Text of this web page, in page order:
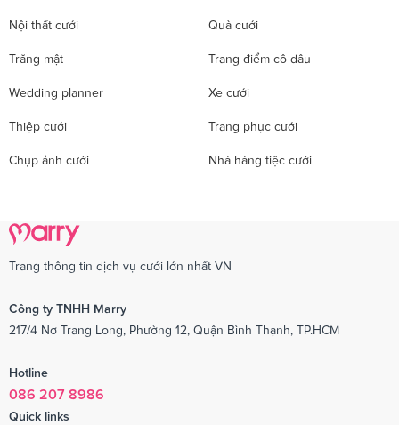
Nội thất cưới Quà cưới
Trăng mật Trang điểm cô dâu
Wedding planner Xe cưới
Thiệp cưới Trang phục cưới
Chụp ảnh cưới Nhà hàng tiệc cưới
Trang thông tin dịch vụ cưới lớn nhất VN
Công ty TNHH Marry
217/4 Nơ Trang Long, Phường 12, Quận Bình Thạnh, TP.HCM
Hotline
086 207 8986
Quick links